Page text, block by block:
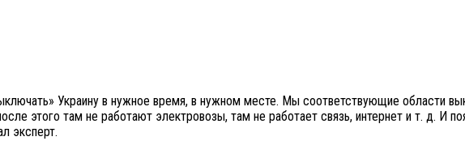
Украину в нужное время, в нужном месте. Мы соответствующие области
этого там не работают электровозы, там не работает связь, интернет и т. д. И
эксперт.